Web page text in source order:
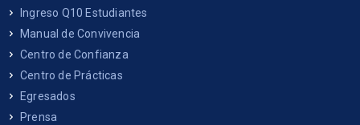
Ingreso Q10 Estudiantes
Manual de Convivencia
Centro de Confianza
Centro de Prácticas
Egresados
Prensa